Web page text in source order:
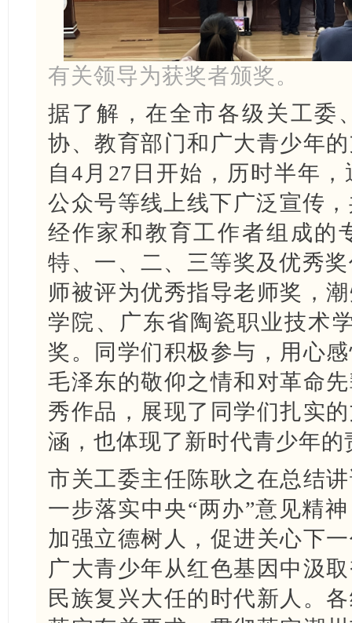
有关领导为获奖者颁奖。
据了解，在全市各级关工委
协、教育部门和广大青少年
自4月27日开始，历时半年
公众号等线上线下广泛宣传
经作家和教育工作者组成的
特、一、二、三等奖及优秀
师被评为优秀指导老师奖，
学院、广东省陶瓷职业技术
奖。同学们积极参与，用心
毛泽东的敬仰之情和对革命
秀作品，展现了同学们扎实
涵，也体现了新时代青少年的
市关工委主任陈耿之在总结
一步落实中央“两办”意见精
加强立德树人，促进关心下
广大青少年从红色基因中汲
民族复兴大任的时代新人。